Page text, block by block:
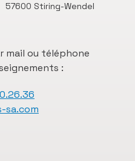
57600 Stiring-Wendel
mail ou téléphone
:
sa.com